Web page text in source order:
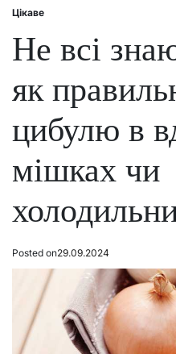
Posted
Цікаве
Не всі
як
цибулю в
мішках чи
Posted on29.09.2024